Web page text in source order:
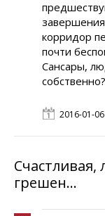
корридор
почти
Сансары,
2016-01-
грешен...